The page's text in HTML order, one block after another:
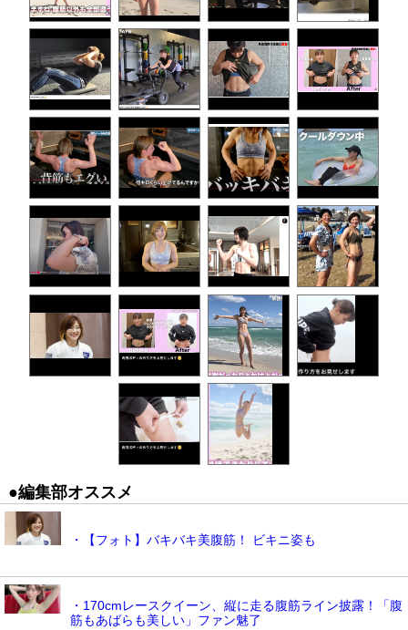
●編集部オススメ
・【フォト】バキバキ美腹筋！ ビキニ姿も
・170cmレースクイーン、縦に走る腹筋ライン披露！「腹
筋もあばらも美しい」ファン魅了